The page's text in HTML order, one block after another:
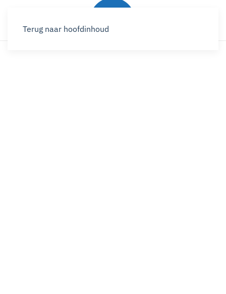
Terug naar hoofdinhoud